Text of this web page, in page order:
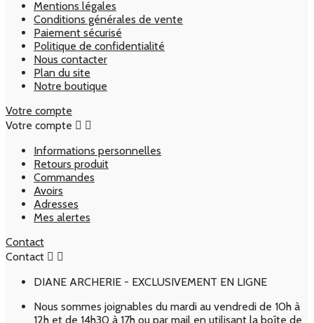
Mentions légales
Conditions générales de vente
Paiement sécurisé
Politique de confidentialité
Nous contacter
Plan du site
Notre boutique
Votre compte
Votre compte  
Informations personnelles
Retours produit
Commandes
Avoirs
Adresses
Mes alertes
Contact
Contact  
DIANE ARCHERIE - EXCLUSIVEMENT EN LIGNE
Nous sommes joignables du mardi au vendredi de 10h à
12h et de 14h30 à 17h ou par mail en utilisant la boîte de